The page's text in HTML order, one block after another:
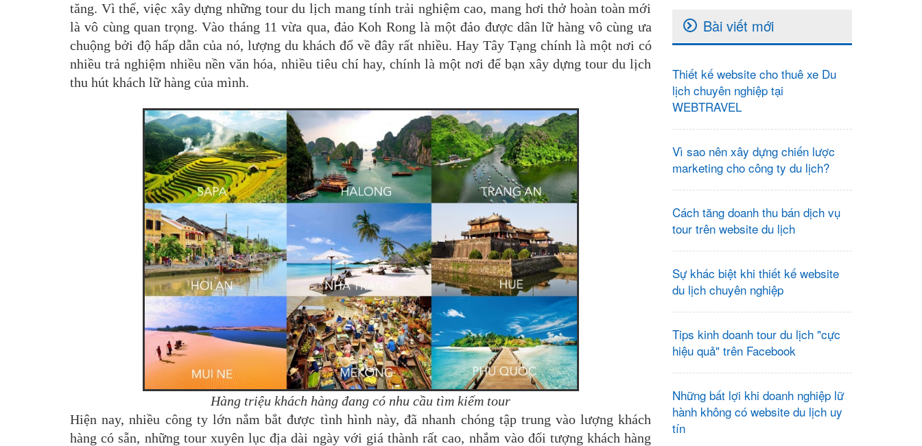
tăng. Vì thế, việc xây dựng những tour du lịch mang tính trải nghiệm cao, mang hơi thở hoàn toàn mới
là vô cùng quan trọng. Vào tháng 11 vừa qua, đảo Koh Rong là một đảo được dân lữ hàng vô cùng ưa
chuộng bởi độ hấp dẫn của nó, lượng du khách đổ về đây rất nhiều. Hay Tây Tạng chính là một nơi có
nhiều trả nghiệm nhiều nền văn hóa, nhiều tiêu chí hay, chính là một nơi để bạn xây dựng tour du lịch
thu hút khách lữ hàng của mình.
Hàng triệu khách hàng đang có nhu cầu tìm kiếm tour
Hiện nay, nhiều công ty lớn nắm bắt được tình hình này, đã nhanh chóng tập trung vào lượng khách
hàng có sẵn, những tour xuyên lục địa dài ngày với giá thành rất cao, nhắm vào đối tượng khách hàng
Bài viết mới
Thiết kế website cho thuê xe Du
lịch chuyên nghiệp tại
WEBTRAVEL
Vì sao nên xây dựng chiến lược
marketing cho công ty du lịch?
Cách tăng doanh thu bán dịch vụ
tour trên website du lịch
Sự khác biệt khi thiết kế website
du lịch chuyên nghiệp
Tips kinh doanh tour du lịch "cực
hiệu quả" trên Facebook
Những bất lợi khi doanh nghiệp lữ
hành không có website du lịch uy
tín